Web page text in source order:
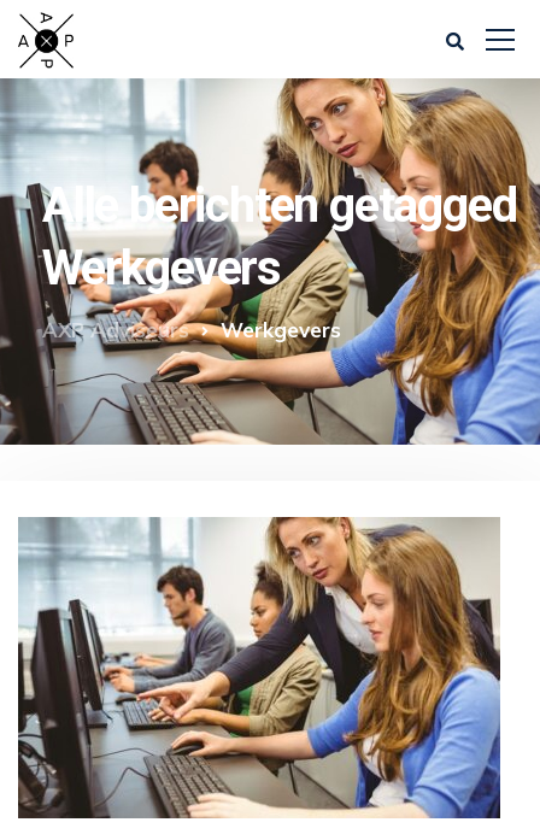
Alle berichten getagged
Werkgevers
AXP Adviseurs Werkgevers